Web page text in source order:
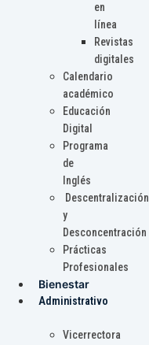
en
línea
Revistas
digitales
Calendario
académico
Educación
Digital
Programa
de
Inglés
Descentralización
y
Desconcentración
Prácticas
Profesionales
Bienestar
Administrativo
Vicerrectora